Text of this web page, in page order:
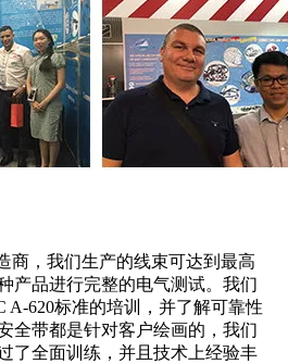
商，我们生产的线束可达到最高
产品进行完整的电气测试。我们
A-620标准的培训，并了解可靠性
全带都是针对客户绘画的，我们
了全面训练，并且技术上经验丰